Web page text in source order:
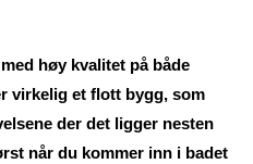
høy kvalitet på både
virkelig et flott bygg, som
der det ligger nesten
når du kommer inn i badet